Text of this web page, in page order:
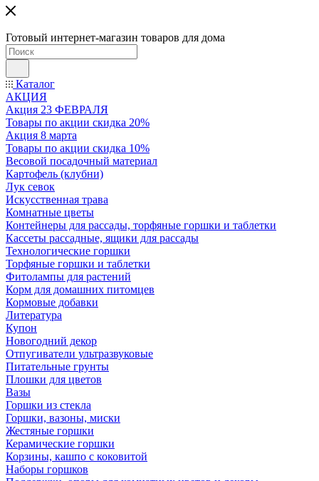
Готовый интернет-магазин товаров для дома
Каталог
АКЦИЯ
Акция 23 ФЕВРАЛЯ
Товары по акции скидка 20%
Акция 8 марта
Товары по акции скидка 10%
Весовой посадочный материал
Картофель (клубни)
Лук севок
Искусственная трава
Комнатные цветы
Контейнеры для рассады, торфяные горшки и таблетки
Кассеты рассадные, ящики для рассады
Технологические горшки
Торфяные горшки и таблетки
Фитолампы для растений
Корм для домашних питомцев
Кормовые добавки
Литература
Купон
Новогодний декор
Отпугиватели ультразвуковые
Питательные грунты
Плошки для цветов
Вазы
Горшки из стекла
Горшки, вазоны, миски
Жестяные горшки
Керамические горшки
Корзины, кашпо с коковитой
Наборы горшков